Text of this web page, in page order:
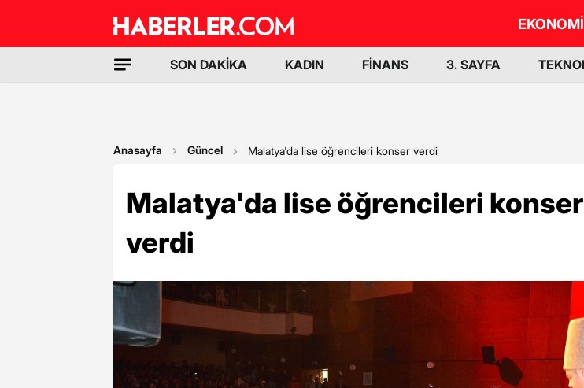
EKONOMİ
SON DAKİKA KADIN FİNANS 3. SAYFA
Anasayfa Güncel Malatya'da lise öğrencileri konser verdi
Malatya'da lise öğrencileri konser
verdi